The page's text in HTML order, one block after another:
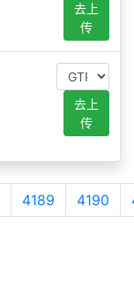
去上
传
去上
传
4189 4190